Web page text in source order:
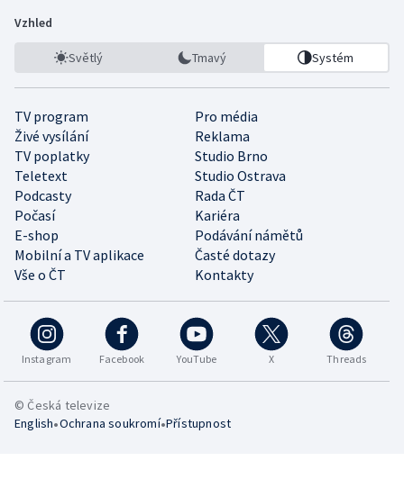
Vzhled
Světlý Tmavý Systém
TV program
Pro média
Živé vysílání
Reklama
TV poplatky
Studio Brno
Teletext
Studio Ostrava
Podcasty
Rada ČT
Počasí
Kariéra
E-shop
Podávání námětů
Mobilní a TV aplikace
Časté dotazy
Vše o ČT
Kontakty
Instagram Facebook YouTube X Threads
© Česká televize
English•Ochrana soukromí•Přístupnost